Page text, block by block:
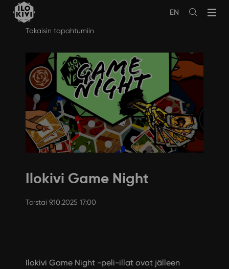
Avaa
EN
Takaisin tapahtumiin
Ilokivi Game Night
Torstai 9.10.2025 17:00
Ilokivi Game Night -peli-illat ovat jälleen